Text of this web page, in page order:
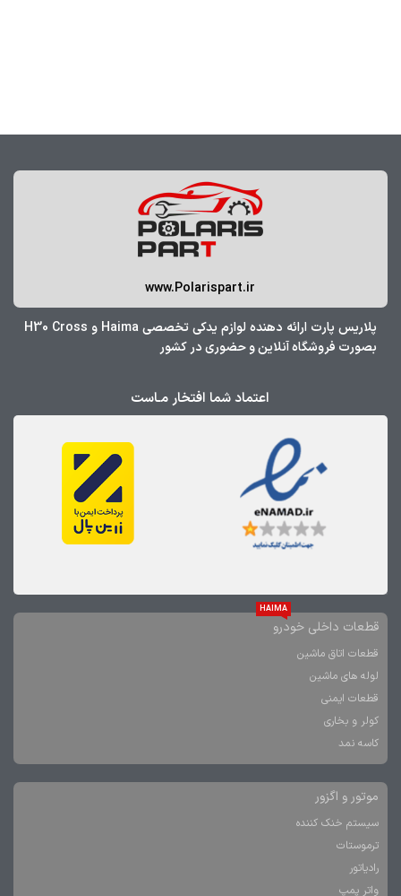
www.Polarispart.ir
پلاریس پارت ارائه دهنده لوازم یدکی تخصصی Haima و H30 Cross
بصورت فروشگاه آنلاین و حضوری در کشور
اعتماد شما افتخار مـاست
قطعات داخلی خودرو
HAIMA
قطعات اتاق ماشین
لوله های ماشین
قطعات ایمنی
کولر و بخاری
کاسه نمد
موتور و اگزور
سیستم خنک کننده
ترموستات
رادیاتور
واتر پمپ